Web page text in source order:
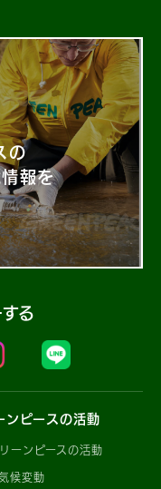
の
報を
る
ンピースの活動
ーンピースの活動
候変動